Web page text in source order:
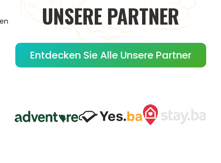
UNSERE PARTNER
Entdecken Sie Alle Unsere Partner